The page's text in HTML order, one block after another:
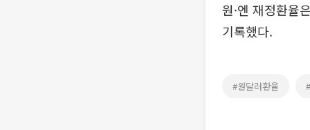
원·엔 재정환율
기록했다.
#원달러환율